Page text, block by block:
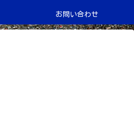
お問い合わせ